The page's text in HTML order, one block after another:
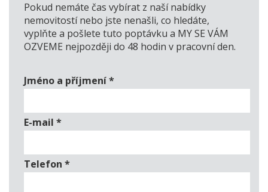
Pokud nemáte čas vybírat z naší nabídky
nemovitostí nebo jste nenašli, co hledáte,
vyplňte a pošlete tuto poptávku a MY SE VÁM
OZVEME nejpozději do 48 hodin v pracovní den.
Jméno a příjmení*
E-mail *
Telefon *